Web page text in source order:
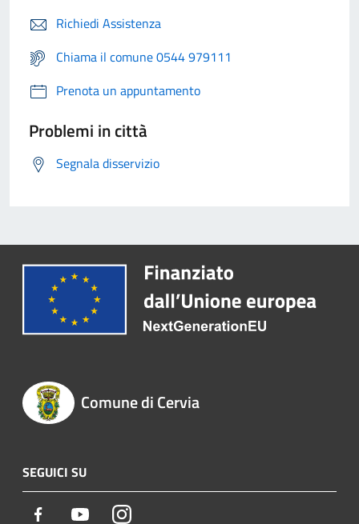
Richiedi Assistenza
Chiama il comune 0544 979111
Prenota un appuntamento
Problemi in città
Segnala disservizio
Comune di Cervia
SEGUICI SU
Facebook YoutubeInstagram